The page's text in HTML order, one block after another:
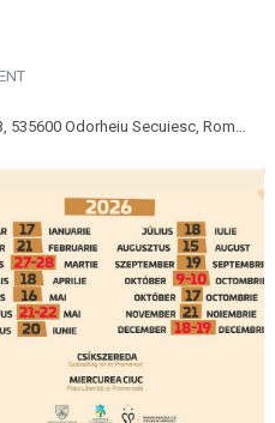
Odorheiu Secuiesc, Románia